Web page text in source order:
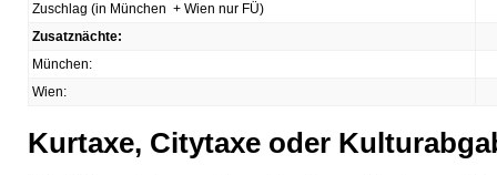
Zuschlag (in München + Wien nur FÜ)
Zusatznächte:
München:
Wien:
Kurtaxe, Citytaxe oder